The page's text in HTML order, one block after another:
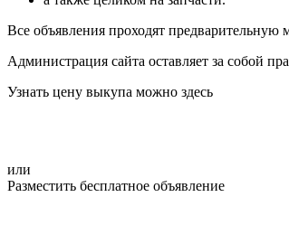
Все объявления проходят
Администрация сайта оставляет за собой
Узнать цену выкупа можно здесь
или
Разместить бесплатное объявление